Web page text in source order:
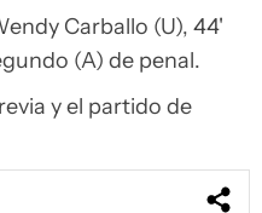
Carballo (U), 44'
(A) de penal.
y el partido de